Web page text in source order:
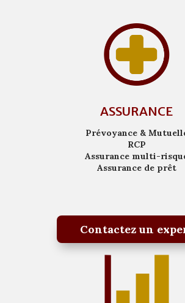
ASSURANCE
Prévoyance &
RCP
Assurance multi-
Assurance de prêt
Contactez un